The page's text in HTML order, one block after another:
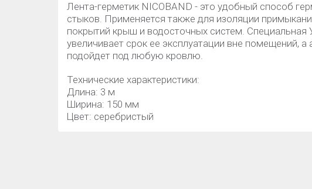
Лента-герметик NICOBAND - это удобный способ
стыков. Применяется также для изоляции
покрытий крыш и водосточных систем. Специальная
увеличивает срок ее эксплуатации вне помещений,
подойдет под любую кровлю.
Технические характеристики:
Длина: 3 м
Ширина: 150 мм
Цвет: серебристый